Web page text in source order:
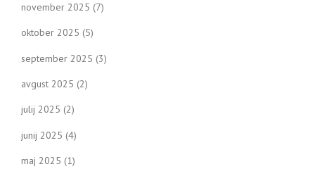
november 2025 (7)
oktober 2025 (5)
september 2025 (3)
avgust 2025 (2)
julij 2025 (2)
junij 2025 (4)
maj 2025 (1)